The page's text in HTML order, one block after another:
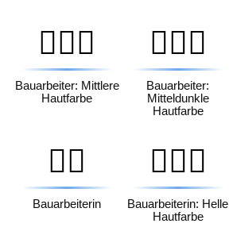
👷🏽‍♂️
Bauarbeiter: Mittlere
Hautfarbe
👷🏾‍♂️
Bauarbeiter:
Mitteldunkle
Hautfarbe
👷‍♀️
Bauarbeiterin
👷🏻‍♀️
Bauarbeiterin: Helle
Hautfarbe